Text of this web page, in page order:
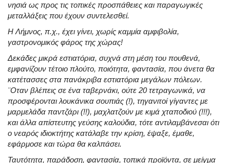
νησιά ως προς τις τοπικές προσπάθειες και παραγωγικές
μεταλλάξεις που έχουν συντελεσθεί.
Η Λήμνος, π.χ., έχει γίνει, χωρίς καμμία αμφιβολία,
γαστρονομικός φάρος της χώρας!
Δεκάδες μικρά εστιατόρια, συχνά στη μέση του πουθενά,
εμφανίζουν τέτοιο πλούτο, ποιότητα, φαντασία, που άνετα θα
κατέτασσες στα πανάκριβα εστιατόρια μεγάλων πόλεων.
¨Οταν βλέπεις σε ένα ταβερνάκι, ούτε 20 τετραγωνικά, να
προσφέρονται λουκάνικα σουπιάς (!), τηγανιτοί γίγαντες με
μαρμελάδα παντζάρι (!!), μαχλατζούν με κιμά χταποδιού (!!!),
και άλλα απίστευτης γεύσης καλούδια, τότε αντιλαμβάνεσαι ότι
ο νεαρός ιδιοκτήτης κατάλαβε την κρίση, έψαξε, έμαθε,
εφάρμοσε και τώρα θα καλπάσει.
Ταυτότητα, παράδοση, φαντασία, τοπικά προϊόντα, σε μείγμα